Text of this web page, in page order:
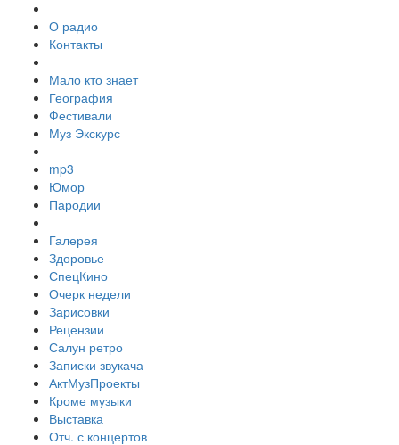
О радио
Контакты
Мало кто знает
География
Фестивали
Муз Экскурс
mp3
Юмор
Пародии
Галерея
Здоровье
СпецКино
Очерк недели
Зарисовки
Рецензии
Салун ретро
Записки звукача
АктМузПроекты
Кроме музыки
Выставка
Отч. с концертов